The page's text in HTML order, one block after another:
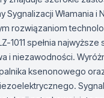
Sygnalizacji Włamania i
rozwiązaniom
1011 spełnia najwyższe
i niezawodności.
ksenonowego